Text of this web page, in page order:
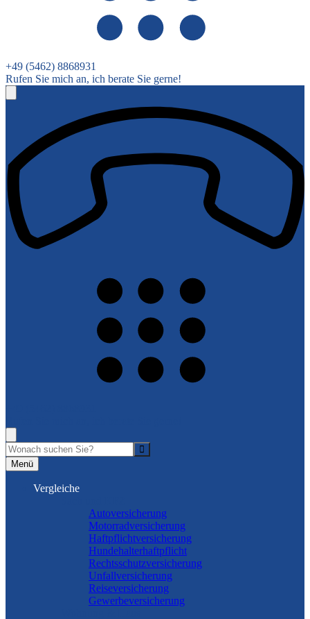
+49 (5462) 8868931
Rufen Sie mich an, ich berate Sie gerne!
Menü
Vergleiche
Autoversicherung
Motorradversicherung
Haftpflichtversicherung
Hundehalterhaftpflicht
Rechtsschutzversicherung
Unfallversicherung
Reiseversicherung
Gewerbeversicherung